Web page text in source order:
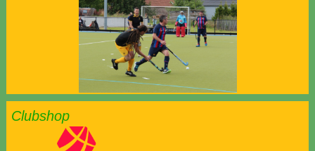
Clubshop